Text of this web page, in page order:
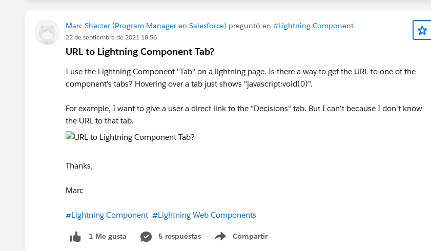
Marc Shecter (Program Manager en Salesforce) preguntó en #Lightning Component
22 de septiembre de 2021 18:56
URL to Lightning Component Tab?
I use the Lightning Component "Tab" on a lightning page. Is there a way to get the URL to one of the
component's tabs? Hovering over a tab just shows "javascript:void(0)".
For example, I want to give a user a direct link to the "Decisions" tab. But I can't because I don't know
the URL to that tab.
Thanks,
Marc
#Lightning Component #Lightning Web Components
1 Me gusta 5 respuestas Compartir
Show menu